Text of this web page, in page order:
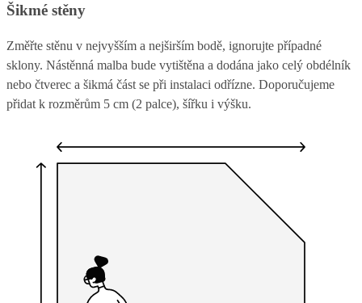
Šikmé stěny
Změřte stěnu v nejvyšším a nejširším bodě, ignorujte případné
sklony. Nástěnná malba bude vytištěna a dodána jako celý obdélník
nebo čtverec a šikmá část se při instalaci odřízne. Doporučujeme
přidat k rozměrům 5 cm (2 palce), šířku i výšku.